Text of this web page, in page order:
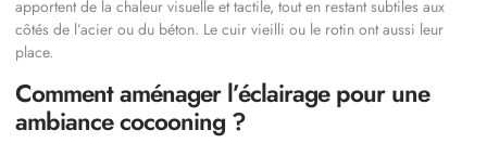
apportent de la chaleur visuelle et tactile, tout en restant subtiles aux
côtés de l’acier ou du béton. Le cuir vieilli ou le rotin ont aussi leur
place.
Comment aménager l’éclairage pour une
ambiance cocooning ?